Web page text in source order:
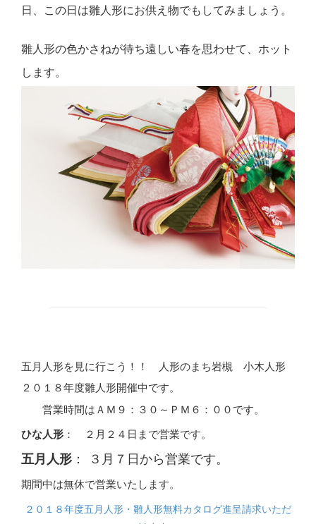
日、この日は雛人形にお供え物でもしてみましょう。
雛人形の色かさねが待ち遠しい春を思わせて、ホット
します。
五月人形を見に行こう！！ 人形のまち岩槻 小木人形
２０１８年度雛人形開催中です。
営業時間はＡＭ９：３０～ＰＭ６：００です。
ひな人形 ： ２月２４日まで営業です。
五月人形 ： ３月７日から営業です。
期間中は無休で営業いたします。
２０１８年度五月人形・雛人形無料カタログ進呈請求いただ